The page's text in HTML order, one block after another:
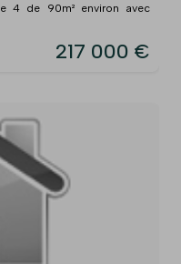
4 de 90m² environ avec
217 000 €